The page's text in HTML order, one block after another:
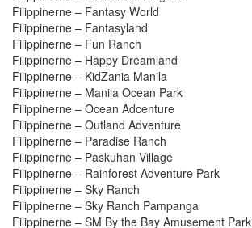
Filippinerne – Fantasy World
Filippinerne – Fantasyland
Filippinerne – Fun Ranch
Filippinerne – Happy Dreamland
Filippinerne – KidZania Manila
Filippinerne – Manila Ocean Park
Filippinerne – Ocean Adcenture
Filippinerne – Outland Adventure
Filippinerne – Paradise Ranch
Filippinerne – Paskuhan Village
Filippinerne – Rainforest Adventure Park
Filippinerne – Sky Ranch
Filippinerne – Sky Ranch Pampanga
Filippinerne – SM By the Bay Amusement Park